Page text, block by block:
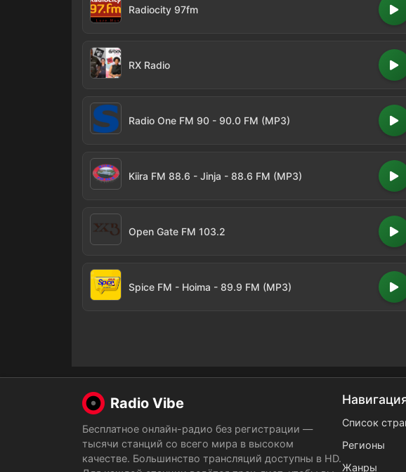
Radiocity 97fm
RX Radio
Radio One FM 90 - 90.0 FM (MP3)
Kiira FM 88.6 - Jinja - 88.6 FM (MP3)
Open Gate FM 103.2
Spice FM - Hoima - 89.9 FM (MP3)
Radio Vibe
Бесплатное онлайн-радио без регистрации —
тысячи станций со всего мира в высоком
качестве. Большинство трансляций доступны в HD.
Список
Регионы
Жанры